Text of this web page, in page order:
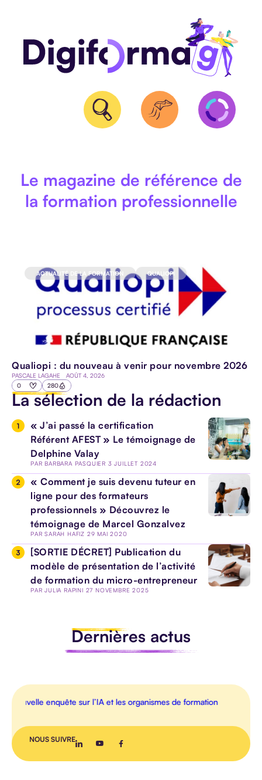
QUALIOPI
ET
HANDICAP
LEARNING
PÉDAGOGIE
IA
TOUS LES
ARTICLES
TOUS LES
INTERVIEW
Le magazine de référence de
la formation professionnelle
Qualiopi : du nouveau à venir pour novembre 2026
PASCALE LAGAHE AOÛT 4, 2026
ACTUALITÉ DE LA FORMATION QUALIOPI
0 280
La sélection de la rédaction
« J’ai passé la certification
Référent AFEST » Le témoignage de
Delphine Valay
PARBARBARA PASQUIER 3 JUILLET 2024
« Comment je suis devenu tuteur en
ligne pour des formateurs
professionnels » Découvrez le
témoignage de Marcel Gonzalvez
PARSARAH HAFIZ 29 MAI 2020
[SORTIE DÉCRET] Publication du
modèle de présentation de l’activité
de formation du micro-entrepreneur
PARJULIA RAPINI 27 NOVEMBRE 2025
Dernières actus
NOUS SUIVRE
enquête sur l’IA et les organismes de formation